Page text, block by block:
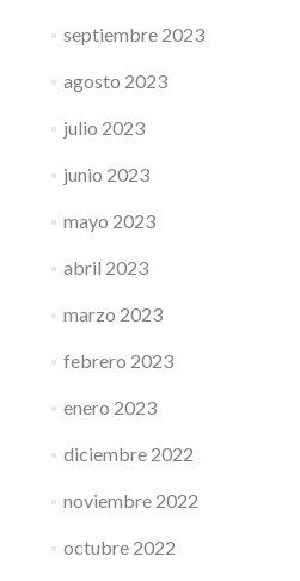
septiembre 2023
agosto 2023
julio 2023
junio 2023
mayo 2023
abril 2023
marzo 2023
febrero 2023
enero 2023
diciembre 2022
noviembre 2022
octubre 2022